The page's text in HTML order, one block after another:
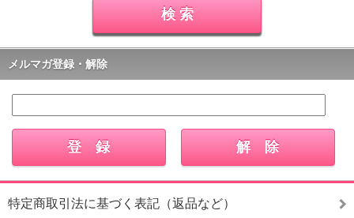
メルマガ登録・解除
特定商取引法に基づく表記（返品など）